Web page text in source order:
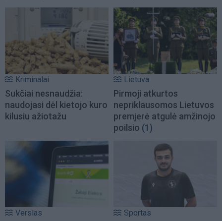
Kriminalai
Sukčiai nesnaudžia:
naudojasi dėl kietojo kuro
kilusiu ažiotažu
Lietuva
Pirmoji atkurtos
nepriklausomos Lietuvos
premjerė atgulė amžinojo
poilsio (1)
Verslas Sportas